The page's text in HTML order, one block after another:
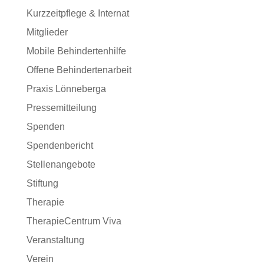
Kurzzeitpflege & Internat
Mitglieder
Mobile Behindertenhilfe
Offene Behindertenarbeit
Praxis Lönneberga
Pressemitteilung
Spenden
Spendenbericht
Stellenangebote
Stiftung
Therapie
TherapieCentrum Viva
Veranstaltung
Verein